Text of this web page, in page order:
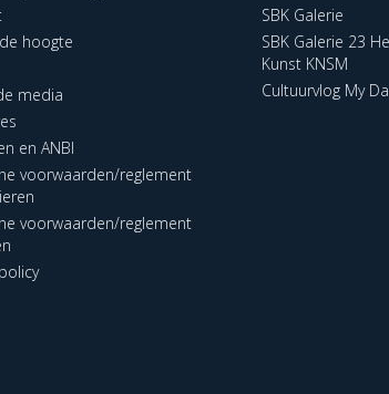
hoogte
media
en ANBI
voorwaarden/reglement
voorwaarden/reglement
SBK Galerie
SBK Galerie 23
Kunst KNSM
Cultuurvlog My